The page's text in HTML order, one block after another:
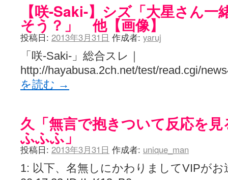
【咲-Saki-】シズ「大星さん一
そう？」 他【画像】
投稿日: 2013年3月31日 作成者: yaruj
「咲-Saki-」総合スレ｜
http://hayabusa.2ch.net/test/read.cgi/
を読む →
久「無言で抱きついて反応を
ふふふ」
投稿日: 2013年3月31日 作成者: unique_man
1: 以下、名無しにかわりましてVIPがお